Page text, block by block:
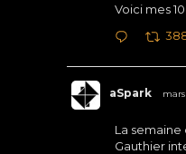
Voici mes
aSpark mars
La
Gauthier